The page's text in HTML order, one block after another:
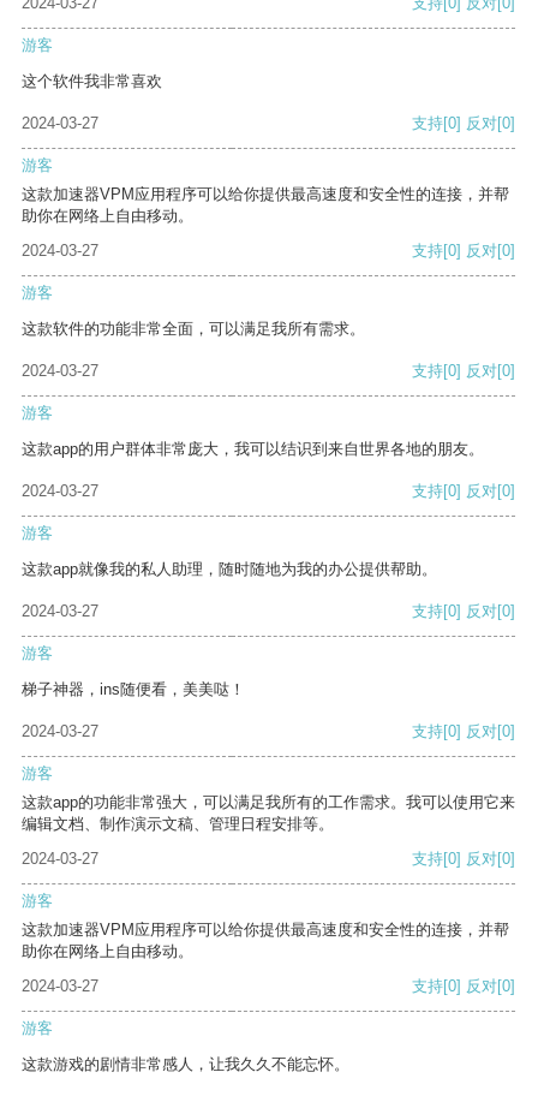
游客
这个软件我非常喜欢
2024-03-27 支持[0] 反对[0]
游客
这款加速器VPM应用程序可以给你提供最高速度和安全性的连接，并帮
助你在网络上自由移动。
2024-03-27
支持[0] 反对[0]
游客
这款软件的功能非常全面，可以满足我所有需求。
2024-03-27 支持[0] 反对[0]
游客
这款app的用户群体非常庞大，我可以结识到来自世界各地的朋友。
2024-03-27 支持[0] 反对[0]
游客
这款app就像我的私人助理，随时随地为我的办公提供帮助。
2024-03-27 支持[0] 反对[0]
游客
梯子神器，ins随便看，美美哒！
2024-03-27 支持[0] 反对[0]
游客
这款app的功能非常强大，可以满足我所有的工作需求。我可以使用它来
编辑文档、制作演示文稿、管理日程安排等。
2024-03-27
支持[0] 反对[0]
游客
这款加速器VPM应用程序可以给你提供最高速度和安全性的连接，并帮
助你在网络上自由移动。
2024-03-27
支持[0] 反对[0]
游客
这款游戏的剧情非常感人，让我久久不能忘怀。